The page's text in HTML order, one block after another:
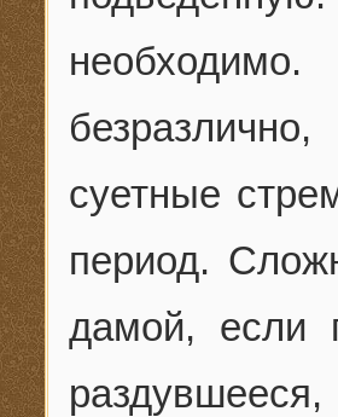
суетные
период.
дамой, если